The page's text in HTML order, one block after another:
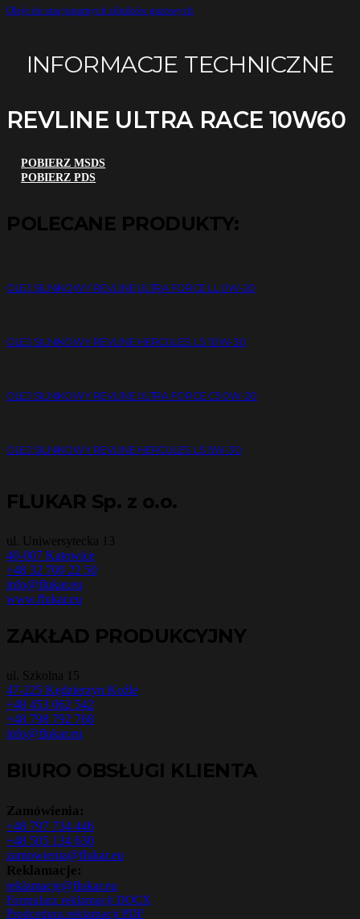
Oleje do stacjonarnych silników gazowych
INFORMACJE TECHNICZNE
REVLINE ULTRA RACE 10W60
POBIERZ MSDS
POBIERZ PDS
POLECANE PRODUKTY:
OLEJ SILNIKOWY REVLINE ULTRA FORCE LL 0W-20
OLEJ SILNIKOWY REVLINE HERCULES LS 10W-30
OLEJ SILNIKOWY REVLINE ULTRA FORCE C5 0W-20
OLEJ SILNIKOWY REVLINE HERCULES LS 5W-30
FLUKAR Sp. z o.o.
ul. Uniwersytecka 13
40-007 Katowice
+48 32 700 22 50
info@flukar.eu
www.flukar.eu
ZAKŁAD PRODUKCYJNY
ul. Szkolna 15
47-225 Kędzierzyn Koźle
+48 453 062 542
+48 798 792 768
info@flukar.eu
BIURO OBSŁUGI KLIENTA
Zamówienia:
+48 797 734 446
+48 505 134 630
zamowienia@flukar.eu
Reklamacje:
reklamacje@flukar.eu
Formularz reklamacji DOCX
Prodcedura reklamacji PDF